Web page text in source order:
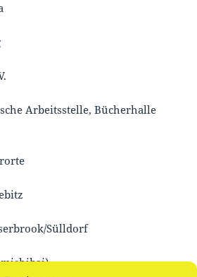
Arbeitsstelle, Bücherhalle
Sülldorf